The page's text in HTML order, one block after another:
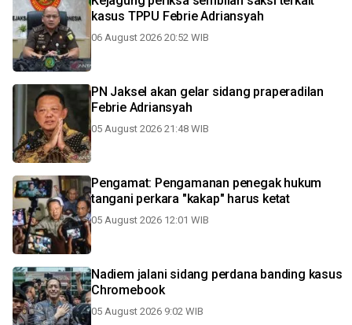
kasus TPPU Febrie Adriansyah
06 August 2026 20:52 WIB
PN Jaksel akan gelar sidang praperadilan
Febrie Adriansyah
05 August 2026 21:48 WIB
Pengamat: Pengamanan penegak hukum
tangani perkara "kakap" harus ketat
05 August 2026 12:01 WIB
Nadiem jalani sidang perdana banding kasus
Chromebook
05 August 2026 9:02 WIB